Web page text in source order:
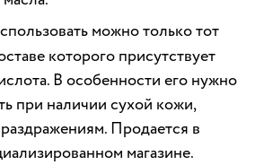
можно только тот
которого присутствует
В особенности его нужно
при наличии сухой кожи,
Продается в
магазине.